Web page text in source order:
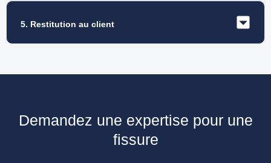
5. Restitution au client
Demandez une expertise pour une
fissure